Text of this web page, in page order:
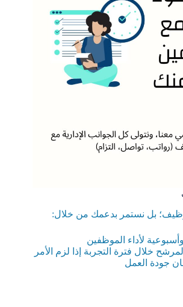
بل نستمر بدعمك من خلال:
لأداء الموظفين
خلال فترة التجربة إذا لزم الأمر
جودة العمل